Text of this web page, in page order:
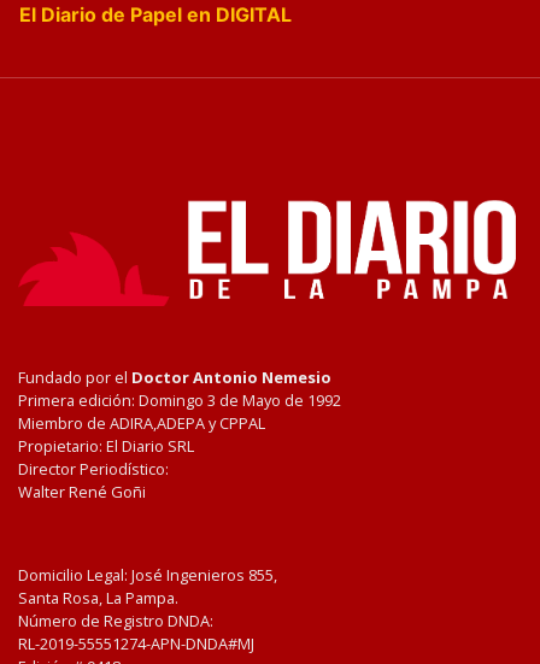
El Diario de Papel en DIGITAL
Fundado por el Doctor Antonio Nemesio
Primera edición: Domingo 3 de Mayo de 1992
Miembro de ADIRA,ADEPA y CPPAL
Propietario: El Diario SRL
Director Periodístico:
Walter René Goñi
Domicilio Legal: José Ingenieros 855,
Santa Rosa, La Pampa.
Número de Registro DNDA:
RL-2019-55551274-APN-DNDA#MJ